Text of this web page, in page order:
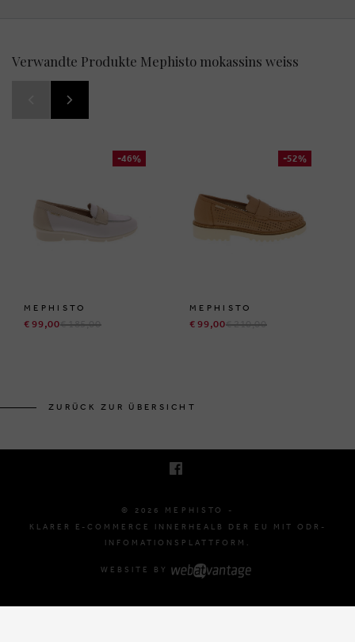
Verwandte Produkte Mephisto mokassins weiss
-46%
MEPHISTO
€ 99,00€ 185,00
-52%
MEPHISTO
€ 99,00€ 210,00
ZURÜCK ZUR ÜBERSICHT
© 2026 MEPHISTO -
KLARER E-COMMERCE INNERHEALB DER EU MIT ODR-
INFOMATIONSPLATTFORM.
WEBSITE BY